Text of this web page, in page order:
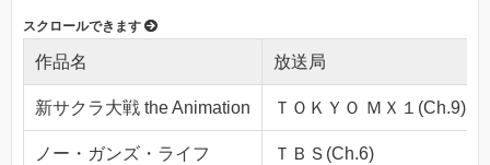
作品名 放送局
新サクラ大戦 the Animation ＴＯＫＹＯ ＭＸ１(Ch.9)
ノー・ガンズ・ライフ ＴＢＳ(Ch.6)